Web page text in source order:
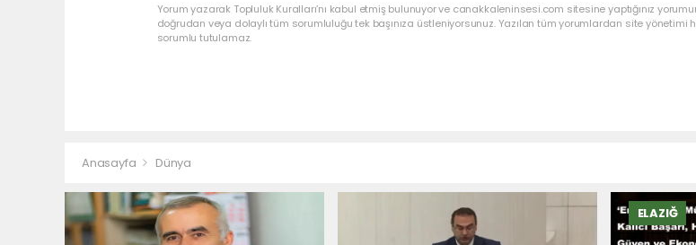
Yorum yazarak Topluluk Kuralları’nı kabul etmiş bulunuyor ve canakkaleninsesi.com sitesine yaptığınız
doğrudan veya dolaylı tüm sorumluluğu tek başınıza üstleniyorsunuz. Yazılan tüm yorumlardan site yönetimi
sorumlu tutulamaz.
Anasayfa Dünya
ELAZIĞ